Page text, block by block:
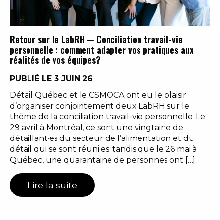
Retour sur le LabRH ─ Conciliation travail-vie
personnelle : comment adapter vos pratiques aux
réalités de vos équipes?
PUBLIÉ LE 3 JUIN 26
Détail Québec et le CSMOCA ont eu le plaisir
d’organiser conjointement deux LabRH sur le
thème de la conciliation travail-vie personnelle. Le
29 avril à Montréal, ce sont une vingtaine de
détaillant·es du secteur de l’alimentation et du
détail qui se sont réuni·es, tandis que le 26 mai à
Québec, une quarantaine de personnes ont […]
Lire la suite